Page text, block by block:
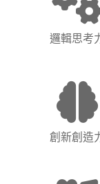
邏輯思考
創新創造